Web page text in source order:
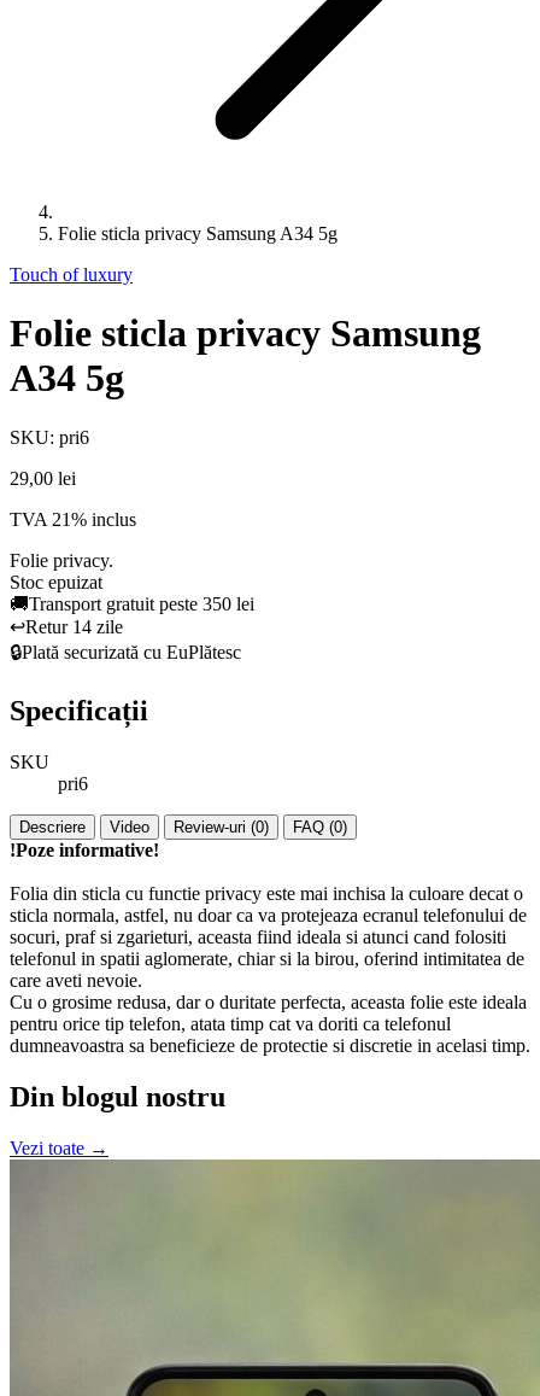
Folie sticla privacy Samsung A34 5g
Touch of luxury
Folie sticla privacy Samsung
A34 5g
SKU: pri6
29,00 lei
TVA 21% inclus
Folie privacy.
Stoc epuizat
🚚Transport gratuit peste 350 lei
↩️Retur 14 zile
🔒Plată securizată cu EuPlătesc
Specificații
SKU
pri6
Descriere Video Review-uri (0) FAQ (0)
!Poze informative!
Folia din sticla cu functie privacy este mai inchisa la culoare decat o
sticla normala, astfel, nu doar ca va protejeaza ecranul telefonului de
socuri, praf si zgarieturi, aceasta fiind ideala si atunci cand folositi
telefonul in spatii aglomerate, chiar si la birou, oferind intimitatea de
care aveti nevoie.
Cu o grosime redusa, dar o duritate perfecta, aceasta folie este ideala
pentru orice tip telefon, atata timp cat va doriti ca telefonul
dumneavoastra sa beneficieze de protectie si discretie in acelasi timp.
Din blogul nostru
Vezi toate →